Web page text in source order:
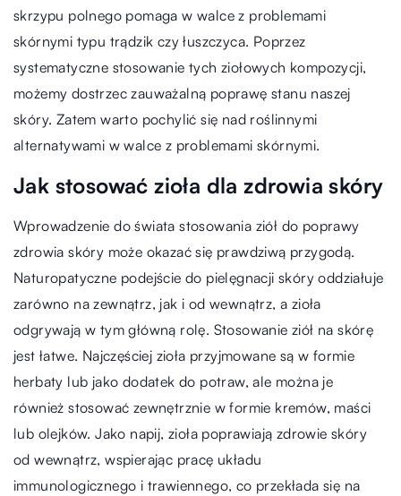
skrzypu polnego pomaga w walce z problemami
skórnymi typu trądzik czy łuszczyca. Poprzez
systematyczne stosowanie tych ziołowych kompozycji,
możemy dostrzec zauważalną poprawę stanu naszej
skóry. Zatem warto pochylić się nad roślinnymi
alternatywami w walce z problemami skórnymi.
Jak stosować zioła dla zdrowia skóry
Wprowadzenie do świata stosowania ziół do poprawy
zdrowia skóry może okazać się prawdziwą przygodą.
Naturopatyczne podejście do pielęgnacji skóry oddziałuje
zarówno na zewnątrz, jak i od wewnątrz, a zioła
odgrywają w tym główną rolę. Stosowanie ziół na skórę
jest łatwe. Najczęściej zioła przyjmowane są w formie
herbaty lub jako dodatek do potraw, ale można je
również stosować zewnętrznie w formie kremów, maści
lub olejków. Jako napij, zioła poprawiają zdrowie skóry
od wewnątrz, wspierając pracę układu
immunologicznego i trawiennego, co przekłada się na